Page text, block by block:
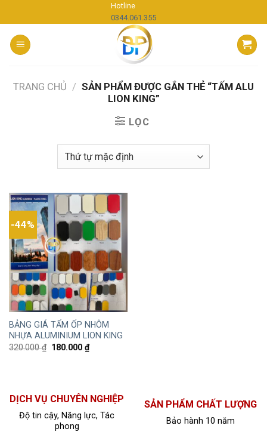
to
content
Hotline
0344.061.355
TRANG CHỦ / SẢN PHẨM ĐƯỢC GẮN THẺ “TẤM ALU
LION KING”
LỌC
-44%
BẢNG GIÁ TẤM ỐP NHÔM
NHỰA ALUMINIUM LION KING
320.000₫ 180.000₫
DỊCH VỤ CHUYÊN NGHIỆP
Độ tin cậy, Năng lực, Tác
phong
SẢN PHẨM CHẤT LƯỢNG
Bảo hành 10 năm